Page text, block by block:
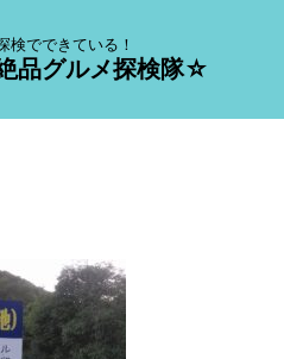
検でできている！
品グルメ探検隊☆